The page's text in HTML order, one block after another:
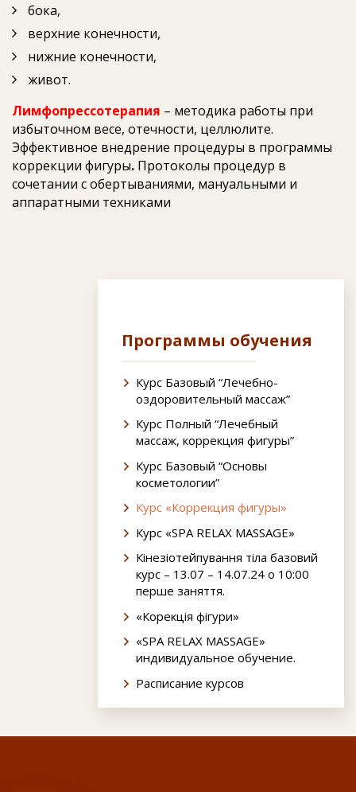
бока,
верхние конечности,
нижние конечности,
живот.
Лимфопрессотерапия – методика работы при
избыточном весе, отечности, целлюлите.
Эффективное внедрение процедуры в программы
коррекции фигуры. Протоколы процедур в
сочетании с обертываниями, мануальными и
аппаратными техниками
Программы обучения
Курс Базовый “Лечебно-
оздоровительный массаж”
Курс Полный “Лечебный
массаж, коррекция фигуры”
Курс Базовый “Основы
косметологии”
Курс «Коррекция фигуры»
Курс «SPA RELAX MASSAGE»
Кінезіотейпування тіла базовий
курс – 13.07 – 14.07.24 о 10:00
перше заняття.
«Корекція фігури»
«SPA RELAX MASSAGE»
индивидуальное обучение.
Расписание курсов